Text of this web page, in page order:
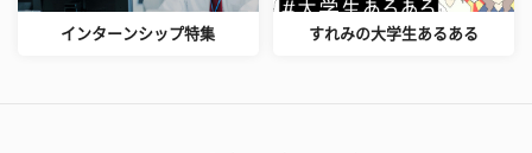
インターンシップ特集 すれみの大学生あるある